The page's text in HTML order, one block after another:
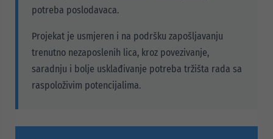
potreba poslodavaca.
Projekat je usmjeren i na podršku zapošljavanju
trenutno nezaposlenih lica, kroz povezivanje,
saradnju i bolje usklađivanje potreba tržišta rada sa
raspoloživim potencijalima.